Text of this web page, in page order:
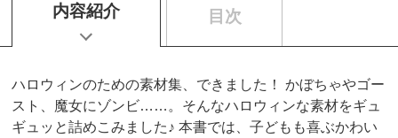
内容紹介 目次
ハロウィンのための素材集、できました！ かぼちゃやゴー
スト、魔女にゾンビ……。そんなハロウィンな素材をギュ
ギュッと詰めこみました♪ 本書では、子どもも喜ぶかわい